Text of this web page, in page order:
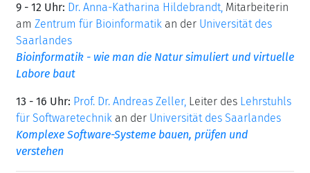
9 - 12 Uhr: Dr. Anna-Katharina Hildebrandt, Mitarbeiterin
am Zentrum für Bioinformatik an der Universität des
Saarlandes
Bioinformatik - wie man die Natur simuliert und virtuelle
Labore baut
13 - 16 Uhr: Prof. Dr. Andreas Zeller, Leiter des Lehrstuhls
für Softwaretechnik an der Universität des Saarlandes
Komplexe Software-Systeme bauen, prüfen und
verstehen